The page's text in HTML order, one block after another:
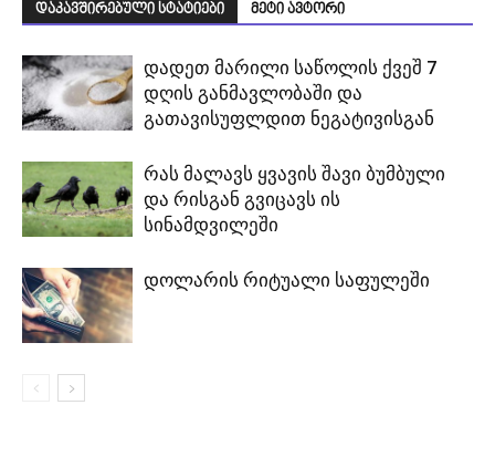
დაკავშირებული სტატიები მეტი ავტორი
დადეთ მარილი საწოლის ქვეშ 7
დღის განმავლობაში და
გათავისუფლდით ნეგატივისგან
რას მალავს ყვავის შავი ბუმბული
და რისგან გვიცავს ის
სინამდვილეში
დოლარის რიტუალი საფულეში